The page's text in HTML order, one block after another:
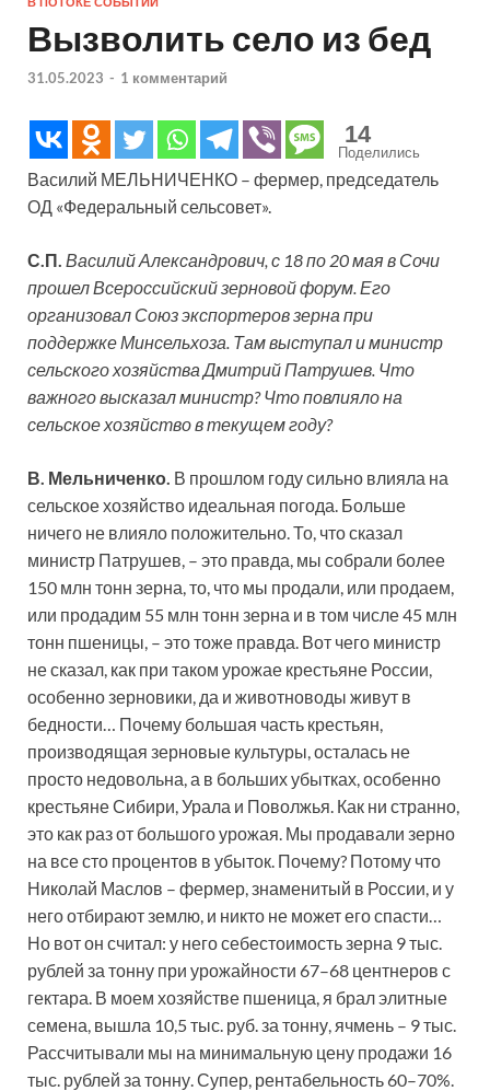
Вызволить село из бед
31.05.2023 - 1 комментарий
14
Поделились
Василий МЕЛЬНИЧЕНКО – фермер, председатель
ОД «Федеральный сельсовет».
С.П. Василий Александрович, с 18 по 20 мая в Сочи
прошел Всероссийский зерновой форум. Его
организовал Союз экспортеров зерна при
поддержке Минсельхоза. Там выступал и министр
сельского хозяйства Дмитрий Патрушев. Что
важного высказал министр? Что повлияло на
сельское хозяйство в текущем году?
В. Мельниченко. В прошлом году сильно влияла на
сельское хозяйство идеальная погода. Больше
ничего не влияло положительно. То, что сказал
министр Патрушев, – это правда, мы собрали более
150 млн тонн зерна, то, что мы продали, или продаем,
или продадим 55 млн тонн зерна и в том числе 45 млн
тонн пшеницы, – это тоже правда. Вот чего министр
не сказал, как при таком урожае крестьяне России,
особенно зерновики, да и животноводы живут в
бедности… Почему большая часть крестьян,
производящая зерновые культуры, осталась не
просто недовольна, а в больших убытках, особенно
крестьяне Сибири, Урала и Поволжья. Как ни странно,
это как раз от большого урожая. Мы продавали зерно
на все сто процентов в убыток. Почему? Потому что
Николай Маслов – фермер, знаменитый в России, и у
него отбирают землю, и никто не может его спасти…
Но вот он считал: у него себестоимость зерна 9 тыс.
рублей за тонну при урожайности 67–68 центнеров с
гектара. В моем хозяйстве пшеница, я брал элитные
семена, вышла 10,5 тыс. руб. за тонну, ячмень – 9 тыс.
Рассчитывали мы на минимальную цену продажи 16
тыс. рублей за тонну. Супер, рентабельность 60–70%.